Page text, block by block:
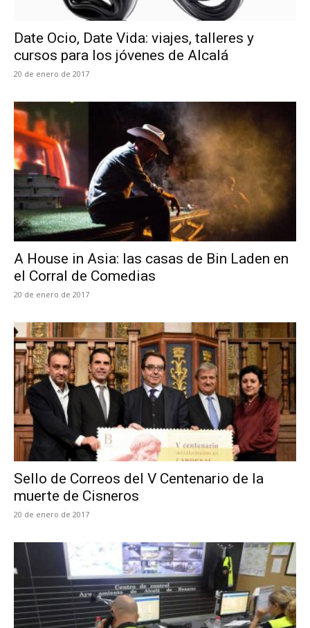
Date Ocio, Date Vida: viajes, talleres y
cursos para los jóvenes de Alcalá
20 de enero de 2017
A House in Asia: las casas de Bin Laden en
el Corral de Comedias
20 de enero de 2017
Sello de Correos del V Centenario de la
muerte de Cisneros
20 de enero de 2017